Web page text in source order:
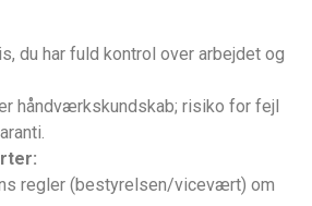
du har fuld kontrol over arbejdet og
håndværkskundskab; risiko for fejl
regler (bestyrelsen/vicevært) om